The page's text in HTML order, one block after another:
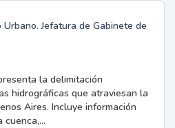
Jefatura de Gabinete de
la delimitación
hidrográficas que atraviesan la
Aires. Incluye información